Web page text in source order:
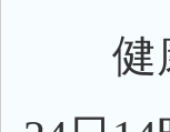
健康